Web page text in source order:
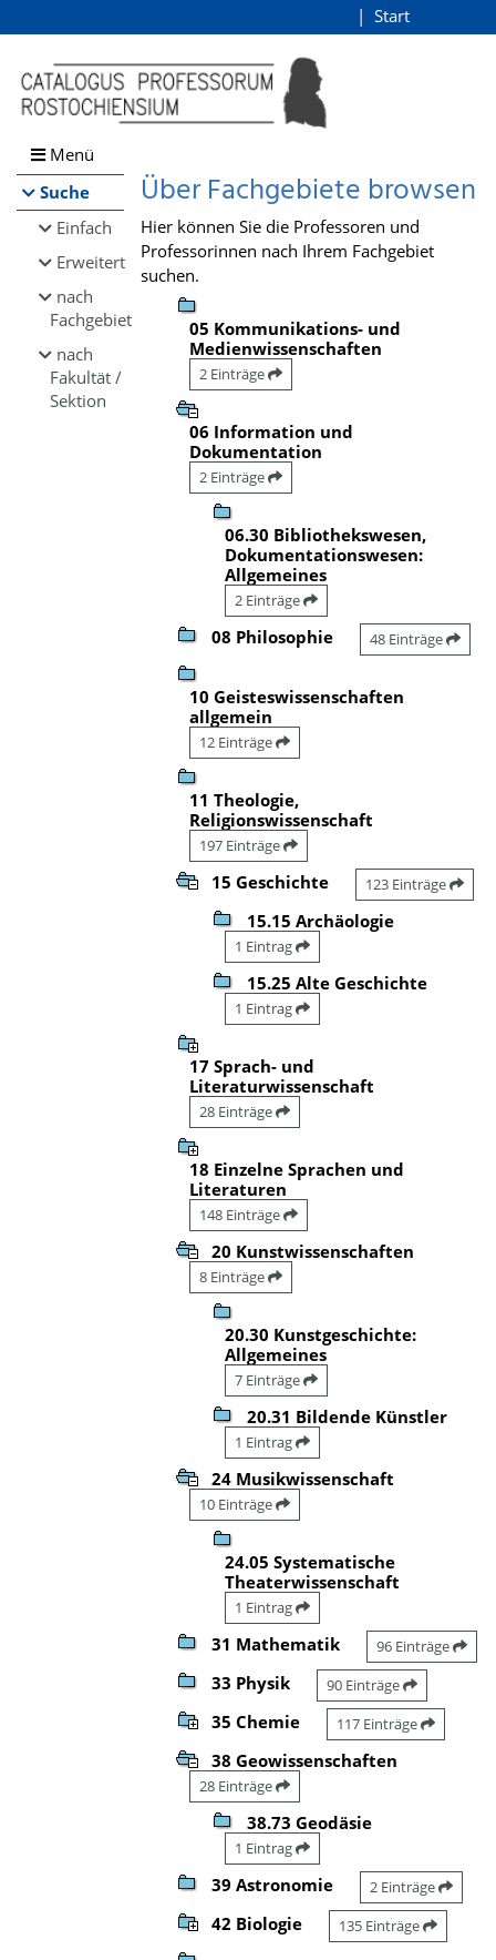
Browsen
direkt zum Inhalt
Start
Menü
Suche
Einfach
Erweitert
nach
Fachgebiet
nach
Fakultät /
Sektion
Über Fachgebiete browsen
Hier können Sie die Professoren und
Professorinnen nach Ihrem Fachgebiet
suchen.
05 Kommunikations- und
Medienwissenschaften
2 Einträge
06 Information und
Dokumentation
2 Einträge
06.30 Bibliothekswesen,
Dokumentationswesen:
Allgemeines
2 Einträge
08 Philosophie 48 Einträge
10 Geisteswissenschaften
allgemein
12 Einträge
11 Theologie,
Religionswissenschaft
197 Einträge
15 Geschichte 123 Einträge
15.15 Archäologie
1 Eintrag
15.25 Alte Geschichte
1 Eintrag
17 Sprach- und
Literaturwissenschaft
28 Einträge
18 Einzelne Sprachen und
Literaturen
148 Einträge
20 Kunstwissenschaften
8 Einträge
20.30 Kunstgeschichte:
Allgemeines
7 Einträge
20.31 Bildende Künstler
1 Eintrag
24 Musikwissenschaft
10 Einträge
24.05 Systematische
Theaterwissenschaft
1 Eintrag
31 Mathematik 96 Einträge
33 Physik 90 Einträge
35 Chemie 117 Einträge
38 Geowissenschaften
28 Einträge
38.73 Geodäsie
1 Eintrag
39 Astronomie 2 Einträge
42 Biologie 135 Einträge